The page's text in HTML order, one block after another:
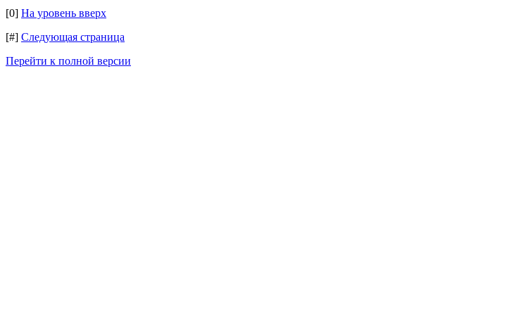
[0] На уровень вверх
[#] Следующая страница
Перейти к полной версии